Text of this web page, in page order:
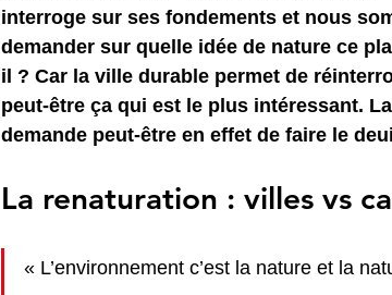
interroge sur ses fondements et nous
demander sur quelle idée de nature ce
il ? Car la ville durable permet de
peut-être ça qui est le plus intéressant.
demande peut-être en effet de faire le
La renaturation : villes vs
« L’environnement c’est la nature et la